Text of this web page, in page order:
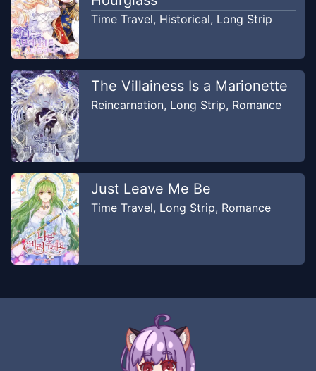
Chapter23
Manhwahana
Chapter22
Manhwahana
Sep 3, 2025
Chapter21
Manhwahana
Sep 3, 2025
Chapter20
Manhwahana
Chapter19
Time Travel, Historical, Long Strip
The Villainess Is a Marionette
Reincarnation, Long Strip, Romance
Just Leave Me Be
Time Travel, Long Strip, Romance